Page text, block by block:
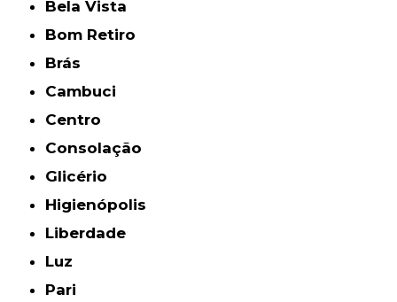
Bela Vista
Bom Retiro
Brás
Cambuci
Centro
Consolação
Glicério
Higienópolis
Liberdade
Luz
Pari